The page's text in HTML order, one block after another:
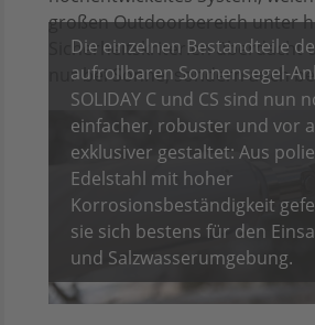
großen Outdoorbereich unter
Sicherheitskriterien überdacht
nur bei Sonne, sondern auch bei
Die einzelnen Bestandteile
aufrollbaren Sonnensegel-
SOLIDAY C und CS sind nun
einfacher, robuster und vor
exklusiver gestaltet: Aus
Edelstahl mit hoher
Korrosionsbeständigkeit
sie sich bestens für den
und Salzwasserumgebung.